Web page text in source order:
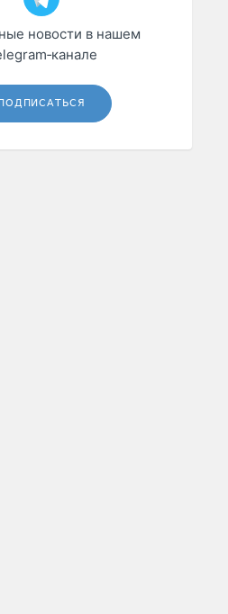
новости в нашем
ПОДПИСАТЬСЯ